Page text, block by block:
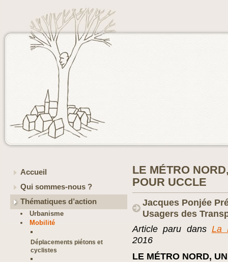
Accueil
Qui sommes-nous ?
Thématiques d’action
Urbanisme
Mobilité
Déplacements piétons et
cyclistes
LE MÉTRO
POUR UCCLE
Jacques Ponjée
Usagers des
Article paru dans La
2016
LE MÉTRO NORD,